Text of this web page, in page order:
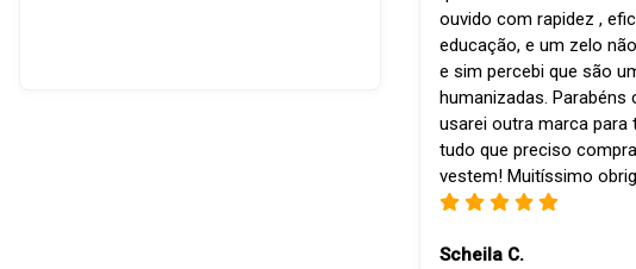
ouvido com rapidez ,
educação, e um zelo
e sim percebi que são
humanizadas. Parabéns
usarei outra marca para
tudo que preciso
vestem! Muitíssimo
Scheila C.